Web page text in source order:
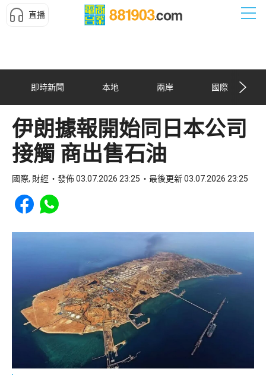
直播
即時新聞 本地 兩岸 國際
伊朗據報開始同日本公司
接觸 商出售石油
國際, 財經 發佈 03.07.2026 23:25 最後更新 03.07.2026 23:25
Share to Facebook
Share to WhatsApp